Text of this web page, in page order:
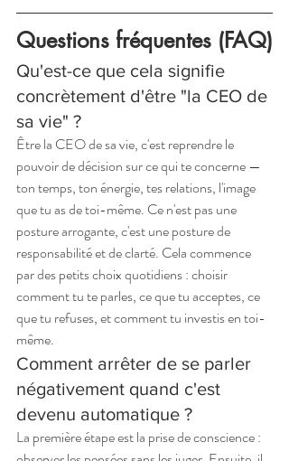
Questions fréquentes (FAQ)
Qu'est-ce que cela signifie
concrètement d'être "la CEO de
sa vie" ?
Être la CEO de sa vie, c'est reprendre le
pouvoir de décision sur ce qui te concerne —
ton temps, ton énergie, tes relations, l'image
que tu as de toi-même. Ce n'est pas une
posture arrogante, c'est une posture de
responsabilité et de clarté. Cela commence
par des petits choix quotidiens : choisir
comment tu te parles, ce que tu acceptes, ce
que tu refuses, et comment tu investis en toi-
même.
Comment arrêter de se parler
négativement quand c'est
devenu automatique ?
La première étape est la prise de conscience :